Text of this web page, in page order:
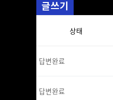
글쓰기
상태
답변완료
답변완료